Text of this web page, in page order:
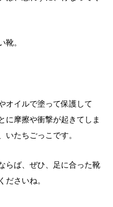
靴。
オイルで塗って保護して
に摩擦や衝撃が起きてしま
いたちごっこです。
らば、ぜひ、足に合った靴
ださいね。